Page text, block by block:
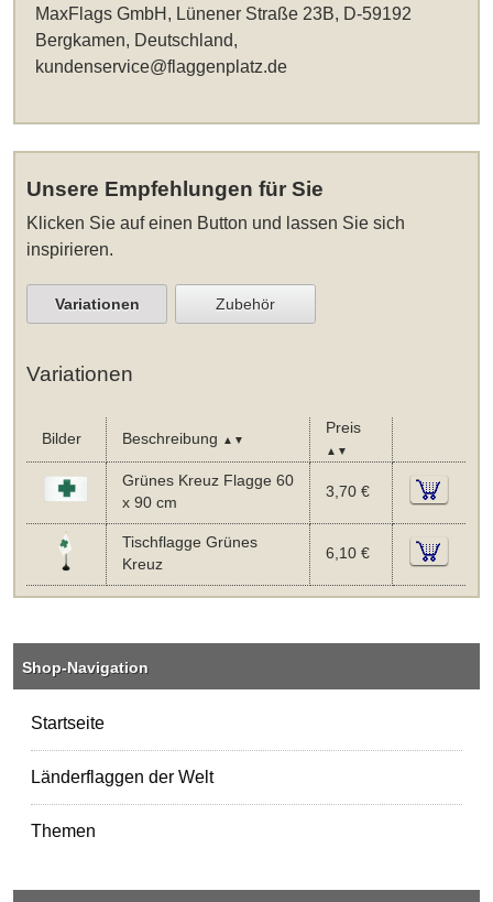
MaxFlags GmbH, Lünener Straße 23B, D-59192
Bergkamen, Deutschland,
kundenservice@flaggenplatz.de
Unsere Empfehlungen für Sie
Klicken Sie auf einen Button und lassen Sie sich
inspirieren.
Variationen Zubehör
Variationen
Bilder Beschreibung ▲▼
Preis
▲▼
Grünes Kreuz Flagge 60
x 90 cm
3,70 €
Tischflagge Grünes
Kreuz
6,10 €
Shop-Navigation
Startseite
Länderflaggen der Welt
Themen